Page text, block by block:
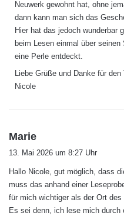
Neuwerk gewohnt hat, ohne
dann kann man sich das
Hier hat das jedoch wunderbar
beim Lesen einmal über
eine Perle entdeckt.
Liebe Grüße und Danke für den
Nicole
Marie
a
t
:
13. Mai 2026 um 8:27 Uhr
Hallo Nicole, gut möglich, dass
muss das anhand einer
für mich wichtiger als der Ort des
Es sei denn, ich lese mich durch